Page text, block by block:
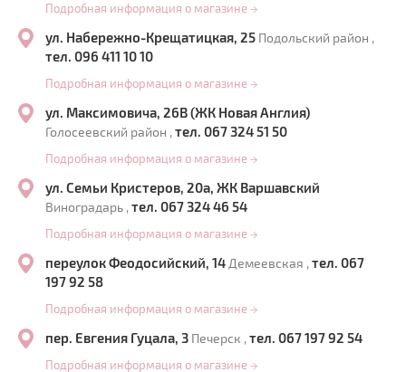
Подробная информация о магазине →
ул. Набережно-Крещатицкая, 25 Подольский район ,
тел. 096 411 10 10
Подробная информация о магазине →
ул. Максимовича, 26В (ЖК Новая Англия)
Голосеевский район , тел. 067 324 51 50
Подробная информация о магазине →
ул. Семьи Кристеров, 20а, ЖК Варшавский
Виноградарь , тел. 067 324 46 54
Подробная информация о магазине →
переулок Феодосийский, 14 Демеевская , тел. 067
197 92 58
Подробная информация о магазине →
пер. Евгения Гуцала, 3 Печерск , тел. 067 197 92 54
Подробная информация о магазине →